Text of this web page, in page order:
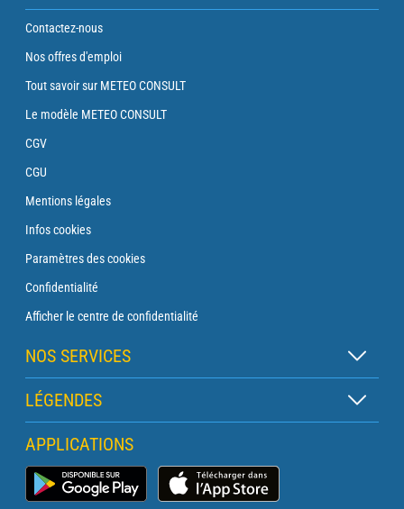
Contactez-nous
Nos offres d'emploi
Tout savoir sur METEO CONSULT
Le modèle METEO CONSULT
CGV
CGU
Mentions légales
Infos cookies
Paramètres des cookies
Confidentialité
Afficher le centre de confidentialité
NOS SERVICES
Abonnement Zen
Abonnement Balise
Abonnement Traversée
Abonnement Phare
LÉGENDES
Légende des cartes
Légende des pictogrammes
Glossaire
APPLICATIONS
Application Météo Marine